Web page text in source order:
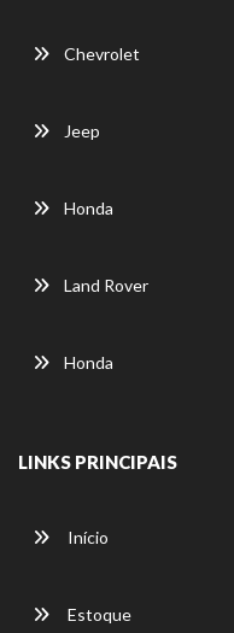
Chevrolet
Jeep
Honda
Land Rover
Honda
LINKS PRINCIPAIS
Início
Estoque